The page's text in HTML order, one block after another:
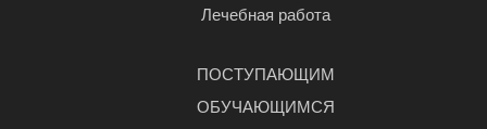
Лечебная работа
ПОСТУПАЮЩИМ
ОБУЧАЮЩИМСЯ